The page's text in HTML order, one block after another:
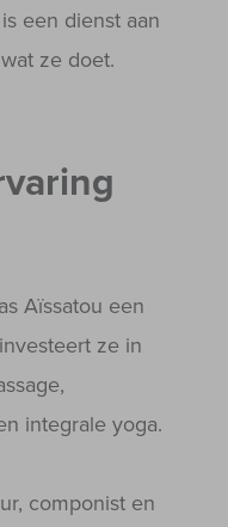
een dienst aan
ze doet.
Aïssatou een
ze in
integrale yoga.
componist en